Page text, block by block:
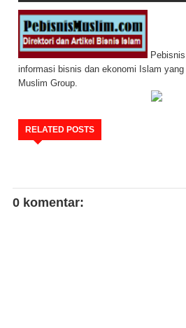
informasi bisnis dan ekonomi Islam
Muslim Group.
RELATED POSTS
0 komentar: